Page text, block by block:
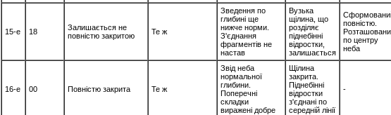
15-е 18
Залишається не
повністю закритою
Те ж
Зведення по
глибині ще
нижче норми.
З'єднання
фрагментів не
настав
Вузька
щілина, що
розділяє
піднебінні
відростки,
залишається
повністю.
по центру
неба
16-е 00 Повністю закрита Те ж
Звід неба
нормальної
глибини.
Поперечні
складки
виражені добре
Щілина
закрита.
Піднебінні
відростки
з'єднані по
середній лінії
-